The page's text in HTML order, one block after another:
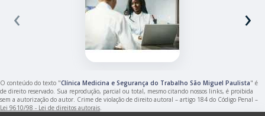
‹ ›
O conteúdo do texto "Clínica Medicina e Segurança do Trabalho São Miguel Paulista" é
de direito reservado. Sua reprodução, parcial ou total, mesmo citando nossos links, é proibida
sem a autorização do autor. Crime de violação de direito autoral – artigo 184 do Código Penal –
Lei 9610/98 - Lei de direitos autorais.